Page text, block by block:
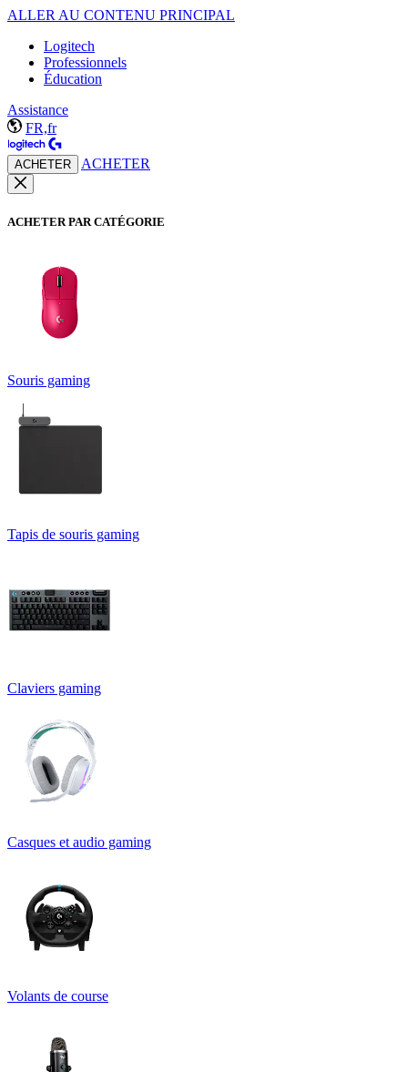
ALLER AU CONTENU PRINCIPAL
Logitech
Professionnels
Éducation
Assistance
FR,fr
ACHETER ACHETER
ACHETER PAR CATÉGORIE
Souris gaming
Tapis de souris gaming
Claviers gaming
Casques et audio gaming
Volants de course